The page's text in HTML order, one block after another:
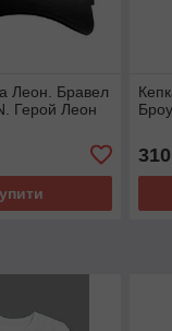
Леон. Бравел
Герой Леон
310